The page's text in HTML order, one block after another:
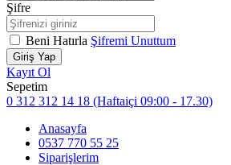
Şifre
Beni Hatırla Şifremi Unuttum
Giriş Yap
Kayıt Ol
Sepetim
0 312 312 14 18 (Haftaiçi 09:00 - 17.30)
Anasayfa
0537 770 55 25
Siparişlerim